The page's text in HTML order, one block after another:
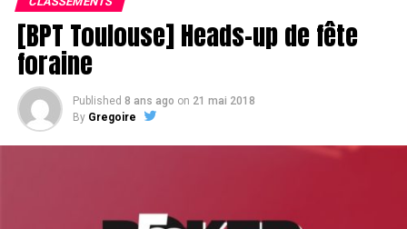
[BPT Toulouse] Heads-up de fête
foraine
Published 8 ans ago on 21 mai 2018
By Gregoire